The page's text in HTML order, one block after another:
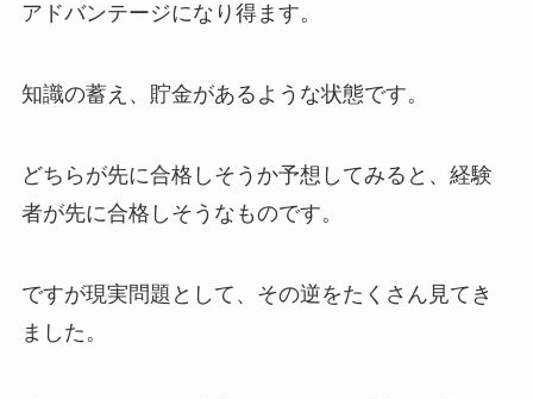
アドバンテージになり得ます。
知識の蓄え、貯金があるような状態です。
どちらが先に合格しそうか予想してみると、経験
者が先に合格しそうなものです。
ですが現実問題として、その逆をたくさん見てき
ました。